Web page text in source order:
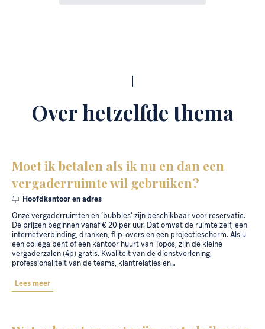
Over hetzelfde thema
Moet ik betalen als ik nu en dan een
vergaderruimte wil gebruiken?
Hoofdkantoor en adres
Onze vergaderruimten en ‘bubbles’ zijn beschikbaar voor reservatie.
De prijzen beginnen vanaf € 20 per uur. Dat omvat de ruimte zelf, een
internetverbinding, dranken, flip-overs en een projectiescherm. Als u
een collega bent of een kantoor huurt van Topos, zijn de kleine
vergaderzalen (4p) gratis. Kwaliteit van de dienstverlening,
professionaliteit van de teams, klantrelaties en…
Lees meer